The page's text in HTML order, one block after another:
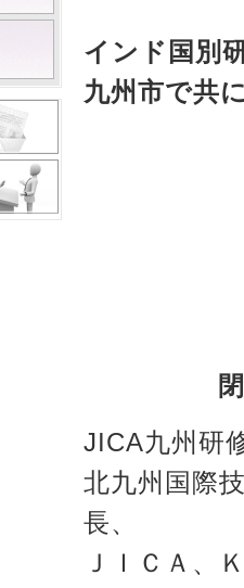
インド国別
九州市で共
JICA九州研
北九州国際
長、
ＪＩＣＡ、